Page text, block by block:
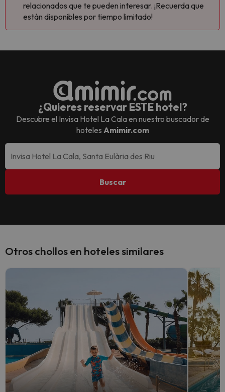
relacionados que te pueden interesar. ¡Recuerda que
están disponibles por tiempo limitado!
¿Quieres reservar ESTE hotel?
Descubre el Invisa Hotel La Calaen nuestro buscador de
hoteles Amimir.com
Buscar
Otros chollos en hoteles similares